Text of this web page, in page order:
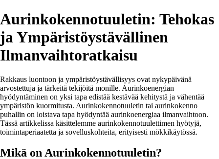
Aurinkokennotuuletin: Tehokas
ja Ympäristöystävällinen
Ilmanvaihtoratkaisu
Rakkaus luontoon ja ympäristöystävällisyys ovat nykypäivänä
arvostettuja ja tärkeitä tekijöitä monille. Aurinkoenergian
hyödyntäminen on yksi tapa edistää kestävää kehitystä ja vähentää
ympäristön kuormitusta. Aurinkokennotuuletin tai aurinkokenno
puhallin on loistava tapa hyödyntää aurinkoenergiaa ilmanvaihtoon.
Tässä artikkelissa käsittelemme aurinkokennotuulettimen hyötyjä,
toimintaperiaatetta ja sovelluskohteita, erityisesti mökkikäytössä.
Mikä on Aurinkokennotuuletin?